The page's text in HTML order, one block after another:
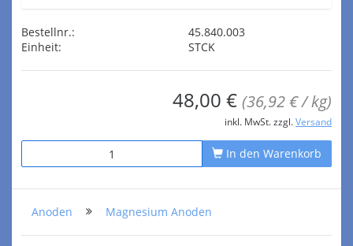
Bestellnr.:
45.840.003
Einheit:
STCK
48,00 € (36,92 € / kg)
inkl. MwSt. zzgl. Versand
In den Warenkorb
Anoden Magnesium Anoden